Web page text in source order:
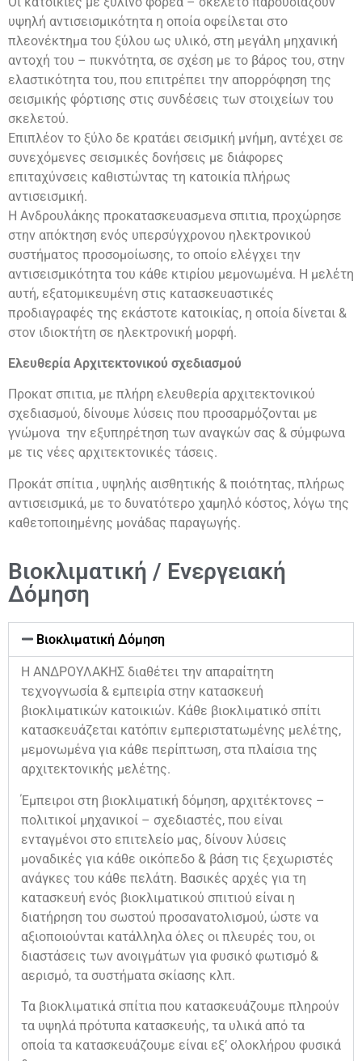
υψηλή αντισεισμικότητα η οποία οφείλεται στο
πλεονέκτημα του ξύλου ως υλικό, στη μεγάλη μηχανική
αντοχή του – πυκνότητα, σε σχέση με το βάρος του, στην
ελαστικότητα του, που επιτρέπει την απορρόφηση της
σεισμικής φόρτισης στις συνδέσεις των στοιχείων του
σκελετού.
Επιπλέον το ξύλο δε κρατάει σεισμική μνήμη, αντέχει σε
συνεχόμενες σεισμικές δονήσεις με διάφορες
επιταχύνσεις καθιστώντας τη κατοικία πλήρως
αντισεισμική.
Η Ανδρουλάκης προκατασκευασμενα σπιτια, προχώρησε
στην απόκτηση ενός υπερσύγχρονου ηλεκτρονικού
συστήματος προσομοίωσης, το οποίο ελέγχει την
αντισεισμικότητα του κάθε κτιρίου μεμονωμένα. Η μελέτη
αυτή, εξατομικευμένη στις κατασκευαστικές
προδιαγραφές της εκάστοτε κατοικίας, η οποία δίνεται &
στον ιδιοκτήτη σε ηλεκτρονική μορφή.
Ελευθερία Αρχιτεκτονικού σχεδιασμού
Προκατ σπιτια, με πλήρη ελευθερία αρχιτεκτονικού
σχεδιασμού, δίνουμε λύσεις που προσαρμόζονται με
γνώμονα την εξυπηρέτηση των αναγκών σας & σύμφωνα
με τις νέες αρχιτεκτονικές τάσεις.
Προκάτ σπίτια , υψηλής αισθητικής & ποιότητας, πλήρως
αντισεισμικά, με το δυνατότερο χαμηλό κόστος, λόγω της
καθετοποιημένης μονάδας παραγωγής.
Βιοκλιματική / Ενεργειακή
Δόμηση
Βιοκλιματική Δόμηση
Η ΑΝΔΡΟΥΛΑΚΗΣ διαθέτει την απαραίτητη
τεχνογνωσία & εμπειρία στην κατασκευή
βιοκλιματικών κατοικιών. Κάθε βιοκλιματικό σπίτι
κατασκευάζεται κατόπιν εμπεριστατωμένης μελέτης,
μεμονωμένα για κάθε περίπτωση, στα πλαίσια της
αρχιτεκτονικής μελέτης.
Έμπειροι στη βιοκλιματική δόμηση, αρχιτέκτονες –
πολιτικοί μηχανικοί – σχεδιαστές, που είναι
ενταγμένοι στο επιτελείο μας, δίνουν λύσεις
μοναδικές για κάθε οικόπεδο & βάση τις ξεχωριστές
ανάγκες του κάθε πελάτη. Βασικές αρχές για τη
κατασκευή ενός βιοκλιματικού σπιτιού είναι η
διατήρηση του σωστού προσανατολισμού, ώστε να
αξιοποιούνται κατάλληλα όλες οι πλευρές του, οι
διαστάσεις των ανοιγμάτων για φυσικό φωτισμό &
αερισμό, τα συστήματα σκίασης κλπ.
Τα βιοκλιματικά σπίτια που κατασκευάζουμε πληρούν
τα υψηλά πρότυπα κατασκευής, τα υλικά από τα
οποία τα κατασκευάζουμε είναι εξ’ ολοκλήρου φυσικά